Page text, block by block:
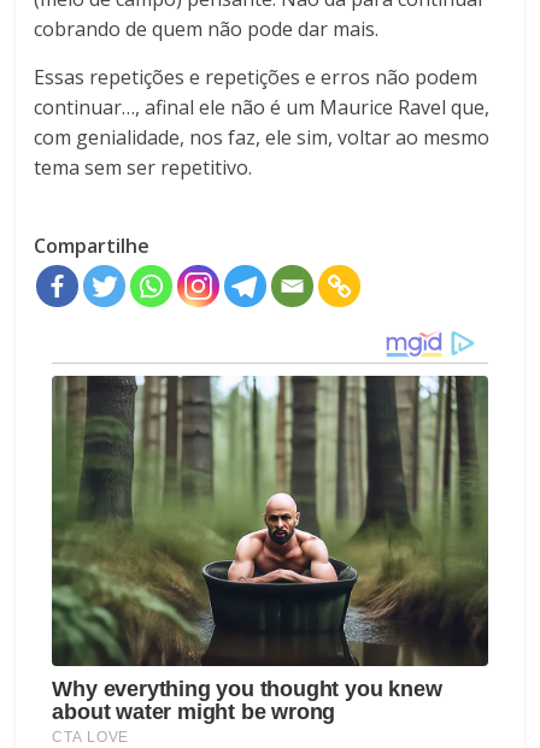
cobrando de quem não pode dar mais.
Essas repetições e repetições e erros não podem
continuar…, afinal ele não é um Maurice Ravel que,
com genialidade, nos faz, ele sim, voltar ao mesmo
tema sem ser repetitivo.
Compartilhe